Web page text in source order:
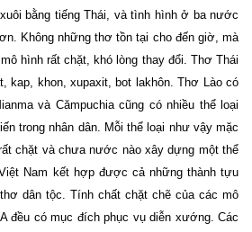
bằng tiếng Thái, và tình hình ở ba nước
Không những thơ tồn tại cho đến giờ, mà
hình rất chặt, khó lòng thay đổi. Thơ Thái
kap, khon, xupaxit, bot lakhôn. Thơ Lào có
và Cămpuchia cũng có nhiều thể loại
trong nhân dân. Mỗi thể loại như vậy mặc
chặt và chưa nước nào xây dựng một thể
Nam kết hợp được cả những thành tựu
dân tộc. Tính chất chặt chẽ của các mô
đều có mục đích phục vụ diễn xướng. Các